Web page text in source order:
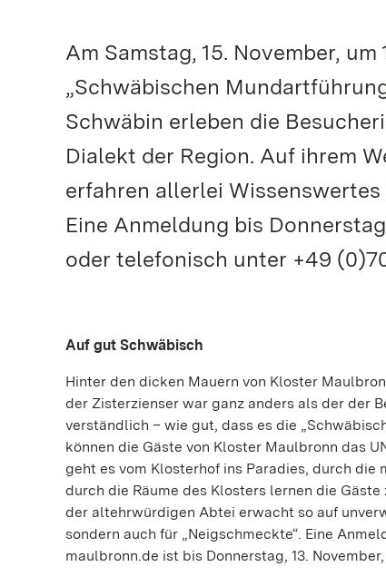
Am Samstag, 15. November,
„Schwäbischen
Schwäbin erleben die
Dialekt der Region. Auf ihrem
erfahren allerlei
Eine Anmeldung bis
oder telefonisch unter +49
Auf gut Schwäbisch
Hinter den dicken Mauern von Kloster
der Zisterzienser war ganz anders als der der
verständlich – wie gut, dass es die
können die Gäste von Kloster Maulbronn das
geht es vom Klosterhof ins Paradies, durch die
durch die Räume des Klosters lernen die
der altehrwürdigen Abtei erwacht so auf
sondern auch für „Neigschmeckte“. Eine
maulbronn.de ist bis Donnerstag, 13.